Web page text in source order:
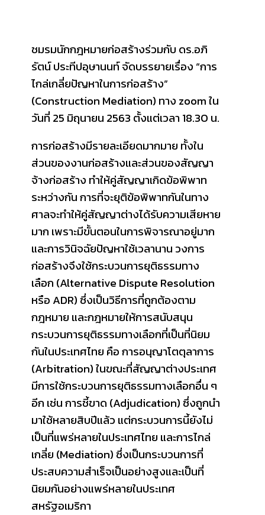
ชมรมนักกฎหมายก่อสร้างร่วมกับ ดร.อภิ
รัตน์ ประทีปอุษานนท์ จัดบรรยายเรื่อง “การ
ไกล่เกลี่ยปัญหาในการก่อสร้าง”
(Construction Mediation) ทาง zoom ใน
วันที่ 25 มิถุนายน 2563 ตั้งแต่เวลา 18.30 น.
การก่อสร้างมีรายละเอียดมากมาย ทั้งใน
ส่วนของงานก่อสร้างและส่วนของสัญญา
จ้างก่อสร้าง ทำให้คู่สัญญาเกิดข้อพิพาท
ระหว่างกัน การที่จะยุติข้อพิพาทกันในทาง
ศาลจะทำให้คู่สัญญาต่างได้รับความเสียหาย
มาก เพราะมีขั้นตอนในการพิจารณาอยู่มาก
และการวินิจฉัยปัญหาใช้เวลานาน วงการ
ก่อสร้างจึงใช้กระบวนการยุติธรรมทาง
เลือก (Alternative Dispute Resolution
หรือ ADR) ซึ่งเป็นวิธีการที่ถูกต้องตาม
กฎหมาย และกฎหมายให้การสนับสนุน
กระบวนการยุติธรรมทางเลือกที่เป็นที่นิยม
กันในประเทศไทย คือ การอนุญาโตตุลาการ
(Arbitration) ในขณะที่สัญญาต่างประเทศ
มีการใช้กระบวนการยุติธรรมทางเลือกอื่น ๆ
อีก เช่น การชี้ขาด (Adjudication) ซึ่งถูกนำ
มาใช้หลายสิบปีแล้ว แต่กระบวนการนี้ยังไม่
เป็นที่แพร่หลายในประเทศไทย และการไกล่
เกลี่ย (Mediation) ซึ่งเป็นกระบวนการที่
ประสบความสำเร็จเป็นอย่างสูงและเป็นที่
นิยมกันอย่างแพร่หลายในประเทศ
สหรัฐอเมริกา